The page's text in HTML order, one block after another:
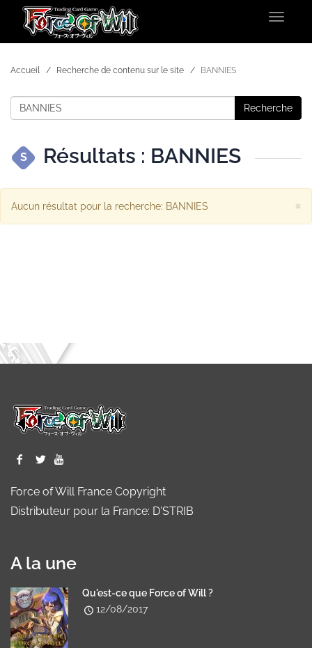
Toggle
Accueil Recherche de contenu sur le site BANNIES
Recherche
S Résultats : BANNIES
×
Aucun résultat pour la recherche: BANNIES
Force of Will France Copyright
Distributeur pour la France: D'STRIB
A la une
Qu'est-ce que Force of Will ?
12/08/2017